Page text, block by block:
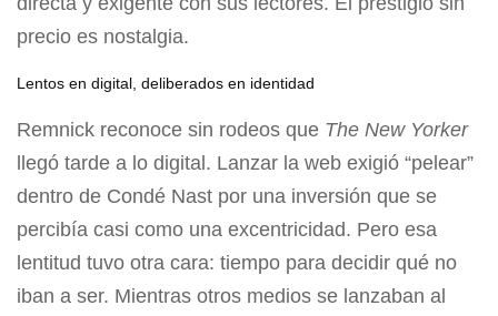
precio es nostalgia.
Lentos en digital, deliberados en identidad
Remnick reconoce sin rodeos que The New Yorker
llegó tarde a lo digital. Lanzar la web exigió “pelear”
dentro de Condé Nast por una inversión que se
percibía casi como una excentricidad. Pero esa
lentitud tuvo otra cara: tiempo para decidir qué no
iban a ser. Mientras otros medios se lanzaban al